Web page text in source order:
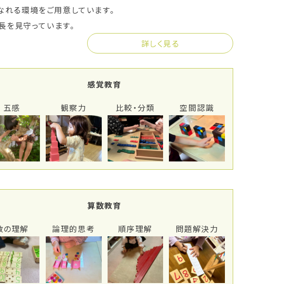
る環境をご用意しています。
を見守っています。
詳しく見る
感覚教育
五感
観察力 比較・分類 空間認識
算数教育
の理解
論理的思考 順序理解 問題解決力